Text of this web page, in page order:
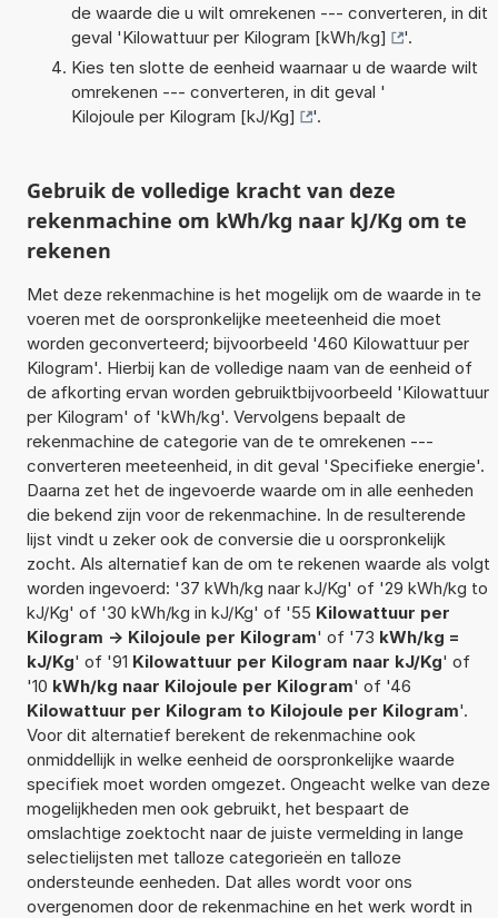
de waarde die u wilt omrekenen --- converteren, in dit
geval 'Kilowattuur per Kilogram [kWh/kg]
'.
Kies ten slotte de eenheid waarnaar u de waarde wilt
omrekenen --- converteren, in dit geval '
Kilojoule per Kilogram [kJ/Kg]
'.
Gebruik de volledige kracht van deze
rekenmachine om kWh/kg naar kJ/Kg om te
rekenen
Met deze rekenmachine is het mogelijk om de waarde in te
voeren met de oorspronkelijke meeteenheid die moet
worden geconverteerd; bijvoorbeeld '460 Kilowattuur per
Kilogram'. Hierbij kan de volledige naam van de eenheid of
de afkorting ervan worden gebruiktbijvoorbeeld 'Kilowattuur
per Kilogram' of 'kWh/kg'. Vervolgens bepaalt de
rekenmachine de categorie van de te omrekenen ---
converteren meeteenheid, in dit geval 'Specifieke energie'.
Daarna zet het de ingevoerde waarde om in alle eenheden
die bekend zijn voor de rekenmachine. In de resulterende
lijst vindt u zeker ook de conversie die u oorspronkelijk
zocht. Als alternatief kan de om te rekenen waarde als volgt
worden ingevoerd: '37 kWh/kg naar kJ/Kg' of '29 kWh/kg to
kJ/Kg' of '30 kWh/kg in kJ/Kg' of '55 Kilowattuur per
Kilogram -> Kilojoule per Kilogram' of '73 kWh/kg =
kJ/Kg' of '91 Kilowattuur per Kilogram naar kJ/Kg' of
'10 kWh/kg naar Kilojoule per Kilogram' of '46
Kilowattuur per Kilogram to Kilojoule per Kilogram'.
Voor dit alternatief berekent de rekenmachine ook
onmiddellijk in welke eenheid de oorspronkelijke waarde
specifiek moet worden omgezet. Ongeacht welke van deze
mogelijkheden men ook gebruikt, het bespaart de
omslachtige zoektocht naar de juiste vermelding in lange
selectielijsten met talloze categorieën en talloze
ondersteunde eenheden. Dat alles wordt voor ons
overgenomen door de rekenmachine en het werk wordt in